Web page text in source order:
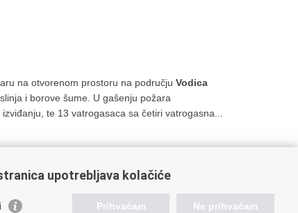
na otvorenom prostoru na području Vodica
i borove šume. U gašenju požara
te 13 vatrogasaca sa četiri vatrogasna...
226
upotrebljava kolačiće
Prihvaćam Ne prihvaćam